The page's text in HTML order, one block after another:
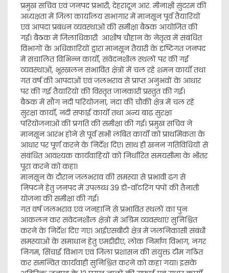
प्रमुख सचिव एवं जनपद प्रभारी, देहरादून आर. मीनाक्षी सुंदरम की
अध्यक्षता में जिला कार्यालय सभागार में मानसून पूर्व तैयारियों
एवं आपदा प्रबंधन व्यवस्थाओं की समीक्षा बैठक आयोजित की
गई। बैठक में जिलाधिकारी आशीष चौहान के नेतृत्व में संबंधित
विभागों के अधिकारियों द्वारा मानसून तैयारी के दृष्टिगत जनपद
में संचालित विभिन्न कार्यों, संवेदनशील स्थलों पर की गई
व्यवस्थाओं, भूस्खलन संभावित क्षेत्रों में चल रहे शमन कार्यों तथा
गत वर्ष की आपदाओं एवं जलभराव से प्राप्त अनुभवों के आधार
पर की गई तैयारियों की विस्तृत जानकारी प्रस्तुत की गई।
बैठक में सौंग नदी परियोजना, नंदा की चौकी क्षेत्र में चल रहे
सुरक्षा कार्यों, नदी सफाई कार्यों तथा अन्य बाढ़ सुरक्षा
परियोजनाओं की प्रगति की समीक्षा की गई। प्रमुख सचिव ने
मानसून आरंभ होने से पूर्व सभी लंबित कार्यों को प्राथमिकता के
आधार पर पूर्ण करने के निर्देश दिए। साथ ही खनन गतिविधियों से
संबंधित आवश्यक कार्यवाहियों को निर्धारित समयसीमा के भीतर
पूरा करने को कहा।
मानसून के दौरान जलभराव की समस्या से प्रभावी ढंग से
निपटने हेतु जनपद में उपलब्ध 39 डी-वॉटरिंग पंपों की तैनाती
योजना की समीक्षा की गई।
गत वर्ष जलभराव एवं जनहानि से प्रभावित स्थलों का पुनः
आकलन कर संवेदनशील क्षेत्रों में अग्रिम व्यवस्थाएं सुनिश्चित
करने के निर्देश दिए गए। आईएसबीटी क्षेत्र में जलनिकासी संबंधी
समस्याओं के समाधान हेतु एमडीडीए, लोक निर्माण विभाग, नगर
निगम, सिंचाई विभाग एवं जिला प्रशासन की संयुक्त टीम गठित
कर समन्वित कार्यवाही सुनिश्चित करने को कहा गया। इसके